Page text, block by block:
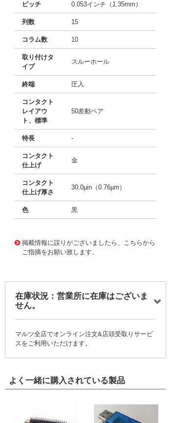
ピッチ 0.053インチ（1.35mm）
列数 15
コラム数 10
取り付けタ
イプ
スルーホール
終端 圧入
コンタクト
レイアウ
ト、標準
50差動ペア
特長 -
コンタクト
仕上げ
金
コンタクト
仕上げ厚さ
30.0µin（0.76µm）
色 黒
掲載情報に誤りがございましたら、こちらから
ご指摘をお願い致します。
在庫状況：営業所に在庫はございま
せん。
マルツ全店でオンライン注文&店頭受取りサービ
スをご利用いただけます。
よく一緒に購入されている製品